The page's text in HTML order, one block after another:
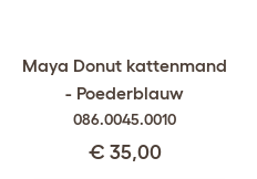
Maya Donut kattenmand
- Poederblauw
086.0045.0010
€ 35,00